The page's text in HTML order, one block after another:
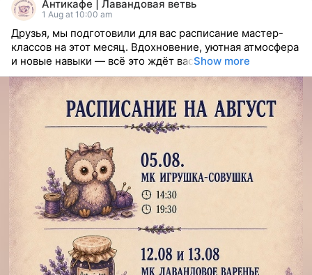
reacted Антикафе | Лавандовая ветвь
1 Aug at 10:00 am
Друзья, мы подготовили для вас расписание мастер-
классов на этот месяц. Вдохновение, уютная атмосфера
и новые навыки — всё это ждёт васShow more